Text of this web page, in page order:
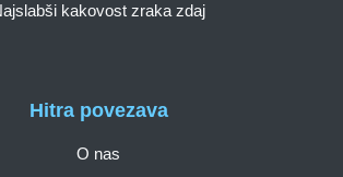
Hitra povezava
O nas
kakovost zraka zdaj